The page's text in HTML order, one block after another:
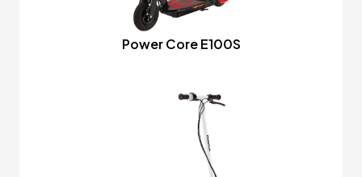
Power Core E100S